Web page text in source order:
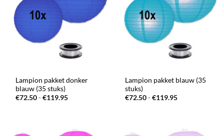
Lampion pakket donker
blauw (35 stuks)
€72.50-€119.95Prijsklasse:
Lampion pakket blauw (35
stuks)
€72.50-€119.95Prijsklasse: